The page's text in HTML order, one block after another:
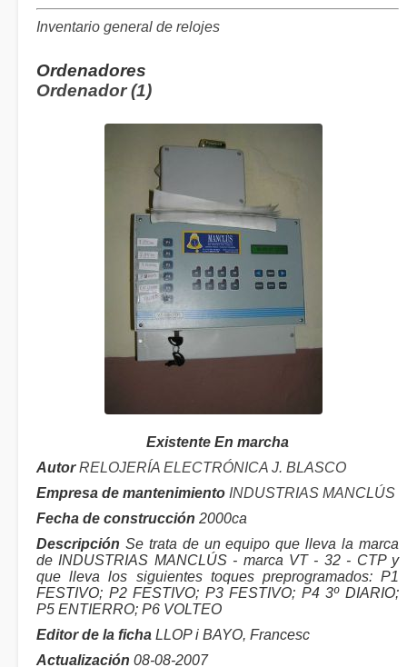
Inventario general de relojes
Ordenadores
Ordenador (1)
Existente En marcha
Autor RELOJERÍA ELECTRÓNICA J. BLASCO
Empresa de mantenimiento INDUSTRIAS MANCLÚS
Fecha de construcción 2000ca
Descripción Se trata de un equipo que lleva la marca
de INDUSTRIAS MANCLÚS - marca VT - 32 - CTP y
que lleva los siguientes toques preprogramados: P1
FESTIVO; P2 FESTIVO; P3 FESTIVO; P4 3º DIARIO;
P5 ENTIERRO; P6 VOLTEO
Editor de la ficha LLOP i BAYO, Francesc
Actualización 08-08-2007